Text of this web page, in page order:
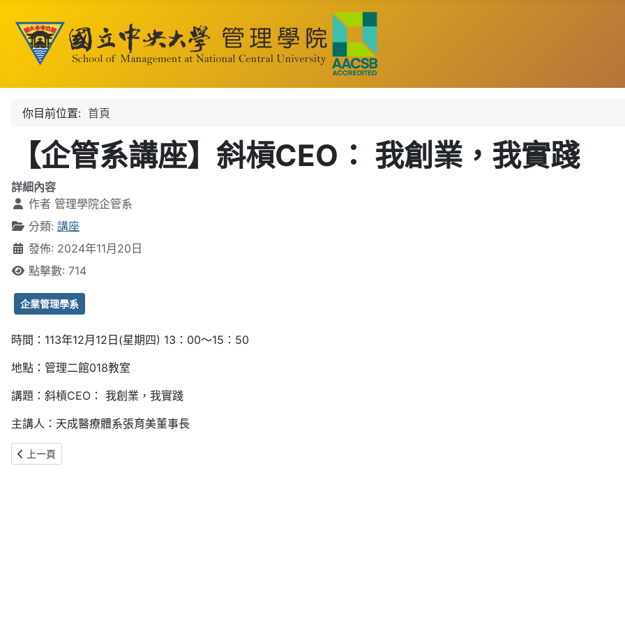
你目前位置: 首頁
【企管系講座】斜槓CEO： 我創業，我實踐
詳細內容
作者 管理學院企管系
分類: 講座
發佈: 2024年11月20日
點擊數: 714
企業管理學系
時間：113年12月12日(星期四) 13：00～15：50
地點：管理二館018教室
講題：斜槓CEO： 我創業，我實踐
主講人：天成醫療體系張育美董事長
上一篇文章: 【企管系講座】醫療資訊與管理
上一頁